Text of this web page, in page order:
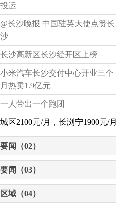
投运
@长沙晚报 中国驻英大使点赞长
沙
长沙高新区长沙经开区上榜
小米汽车长沙交付中心开业三个
月热卖1.9亿元
一人带出一个跑团
城区2100元/月，长浏宁1900元/月
要闻（02）
要闻（03）
区域（04）